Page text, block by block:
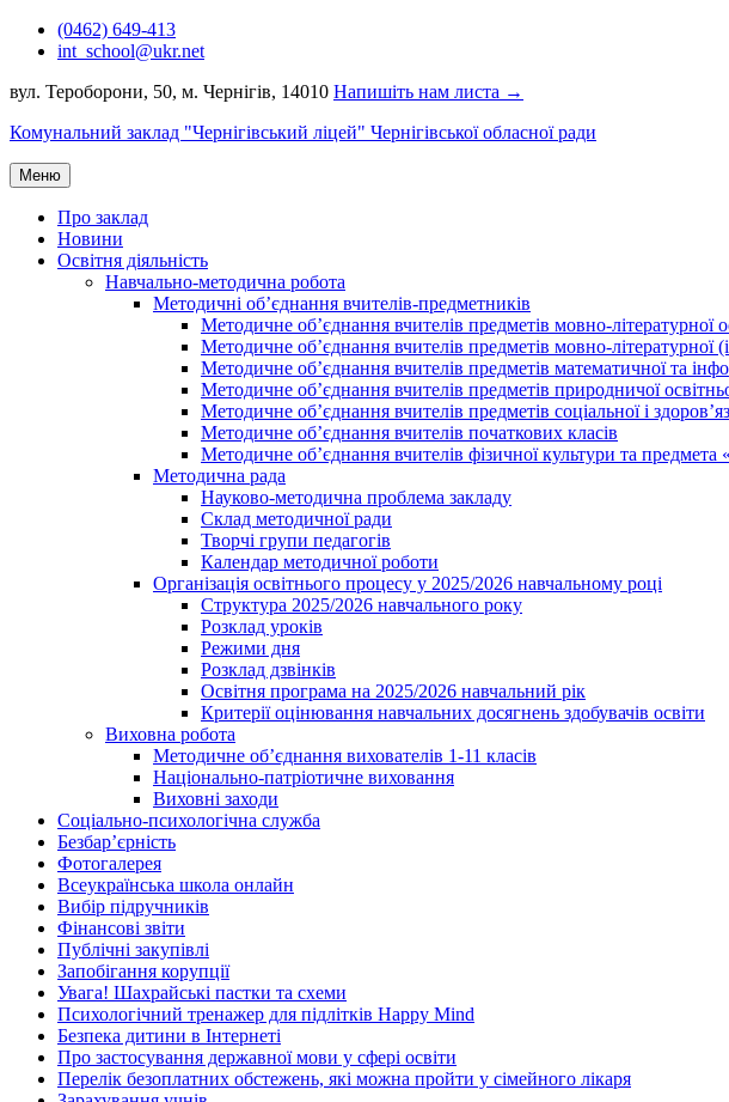
Перейти(0462) 649-413
int_school@ukr.net
вул. Тероборони, 50, м. Чернігів, 14010 Напишіть нам листа →
Комунальний заклад "Чернігівський ліцей" Чернігівської обласної ради
Меню
Про заклад
Новини
Освітня діяльність
Навчально-методична робота
Методичні об’єднання вчителів-предметників
Методичне об’єднання вчителів предметів мовно-літературної
Методичне об’єднання вчителів предметів мовно-літературної
Методичне об’єднання вчителів предметів математичної та
Методичне об’єднання вчителів предметів природничої
Методичне об’єднання вчителів предметів соціальної і
Методичне об’єднання вчителів початкових класів
Методичне об’єднання вчителів фізичної культури та предмета
Методична рада
Науково-методична проблема закладу
Склад методичної ради
Творчі групи педагогів
Календар методичної роботи
Організація освітнього процесу у 2025/2026 навчальному році
Структура 2025/2026 навчального року
Розклад уроків
Режими дня
Розклад дзвінків
Освітня програма на 2025/2026 навчальний рік
Критерії оцінювання навчальних досягнень здобувачів освіти
Виховна робота
Методичне об’єднання вихователів 1-11 класів
Національно-патріотичне виховання
Виховні заходи
Соціально-психологічна служба
Безбар’єрність
Фотогалерея
Всеукраїнська школа онлайн
Вибір підручників
Фінансові звіти
Публічні закупівлі
Запобігання корупції
Увага! Шахрайські пастки та схеми
Психологічний тренажер для підлітків Happy Mind
Безпека дитини в Інтернеті
Про застосування державної мови у сфері освіти
Перелік безоплатних обстежень, які можна пройти у сімейного лікаря